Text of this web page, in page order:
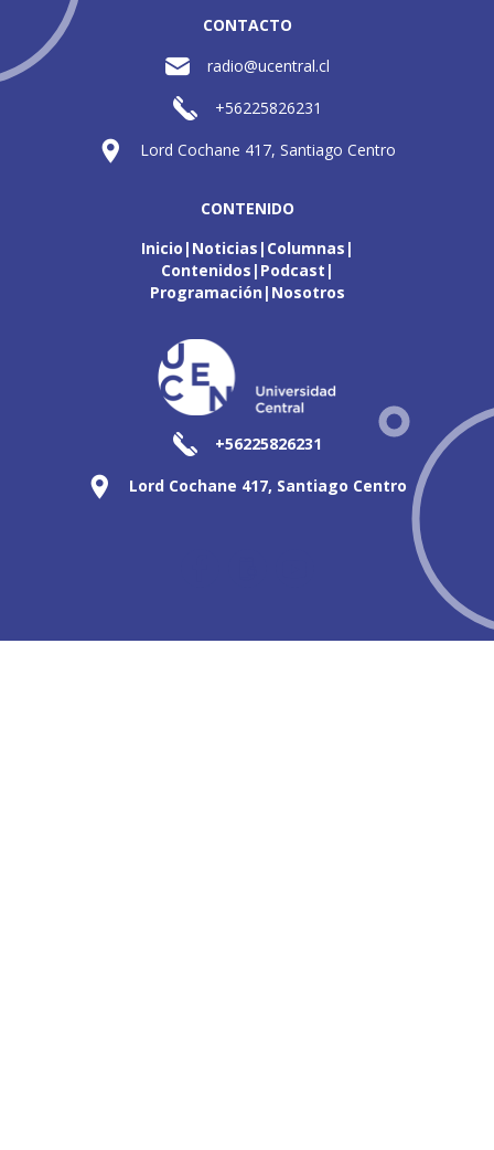
CONTACTO
radio@ucentral.cl
+56225826231
Lord Cochane 417, Santiago Centro
CONTENIDO
Inicio Noticias Columnas
Contenidos Podcast
Programación Nosotros
+56225826231
Lord Cochane 417, Santiago Centro